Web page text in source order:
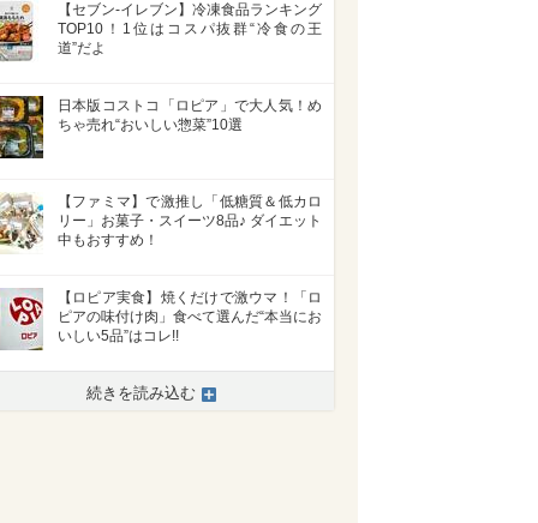
【セブン-イレブン】冷凍食品ランキング
TOP10！1位はコスパ抜群“冷食の王
道”だよ
日本版コストコ「ロピア」で大人気！め
ちゃ売れ“おいしい惣菜”10選
【ファミマ】で激推し「低糖質＆低カロ
リー」お菓子・スイーツ8品♪ ダイエット
中もおすすめ！
【ロピア実食】焼くだけで激ウマ！「ロ
ピアの味付け肉」食べて選んだ“本当にお
いしい5品”はコレ!!
続きを読み込む